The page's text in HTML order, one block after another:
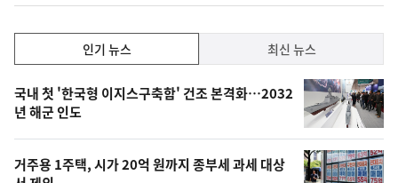
인
기,
최
신,
오
인기 뉴스 최신 뉴스
인
기
뉴
스
국내 첫 '한국형 이지스구축함' 건조 본격화…2032
년 해군 인도
거주용 1주택, 시가 20억 원까지 종부세 과세 대상